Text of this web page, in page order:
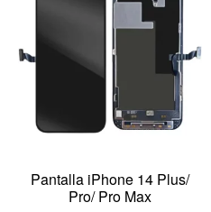
Pantalla iPhone 14 Plus/
Pro/ Pro Max